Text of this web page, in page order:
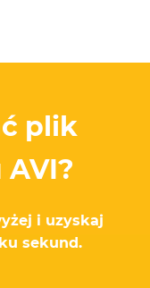
plik
i uzyskaj
sekund.